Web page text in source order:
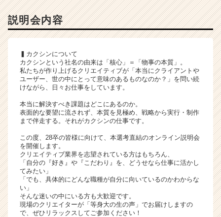
サ
イ
ト
ア
キ
リ
（C
e
r
C
説明会内容
▍カクシンについて
カクシンという社名の由来は「核心」＝「物事の本質」。
私たちが作り上げるクリエイティブが「本当にクライアントや
ユーザー、世の中にとって意味のあるものなのか？」を問い続
けながら、日々お仕事をしています。
本当に解決すべき課題はどこにあるのか。
表面的な要望に流されず、本質を見極め、戦略から実行・制作
まで伴走する。それがカクシンの仕事です。
この度、28卒の皆様に向けて、本選考直結のオンライン説明会
を開催します。
クリエイティブ業界を志望されている方はもちろん、
「自分の『好き』や『こだわり』を、どうせなら仕事に活かし
てみたい」
「でも、具体的にどんな職種が自分に向いているのかわからな
い」
そんな迷いの中にいる方も大歓迎です。
現場のクリエイターが「等身大の生の声」でお届けしますの
で、ぜひリラックスしてご参加ください！